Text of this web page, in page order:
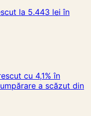
la 5.443 lei în
cu 4,1% în
a scăzut din